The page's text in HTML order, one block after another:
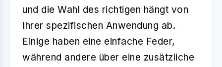
und die Wahl des richtigen hängt von
Ihrer spezifischen Anwendung ab.
Einige haben eine einfache Feder,
während andere über eine zusätzliche